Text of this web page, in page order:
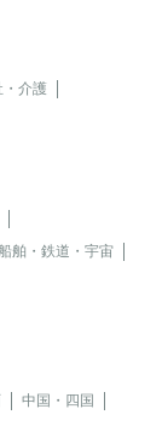
・介護
舶・鉄道・宇宙
中国・四国